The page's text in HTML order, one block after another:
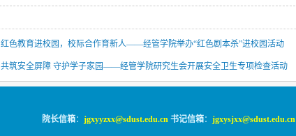
红色教育进校园，校际合作育新人——经管学院举办“红色剧本杀”进校园活动
共筑安全屏障 守护学子家园——经管学院研究生会开展安全卫生专项检查活动
院长信箱： jgxyyzxx@sdust.edu.cn 书记信箱： jgxysjxx@sdust.edu.cn